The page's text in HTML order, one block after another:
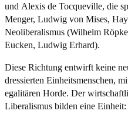
und Alexis de Tocqueville, die
Menger, Ludwig von Mises,
Neoliberalismus (Wilhelm
Eucken, Ludwig Erhard).
Diese Richtung entwirft keine
dressierten Einheitsmenschen,
egalitären Horde. Der
Liberalismus bilden eine